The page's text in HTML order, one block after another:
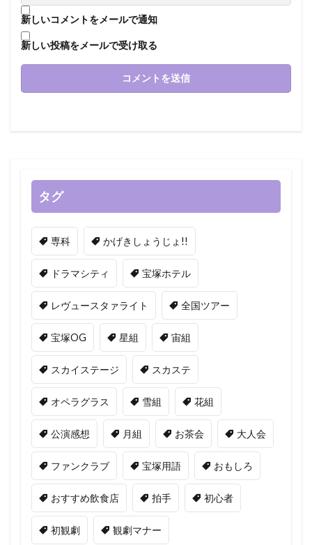
新しいコメントをメールで通知
新しい投稿をメールで受け取る
タグ
専科 かげきしょうじょ!!
ドラマシティ 宝塚ホテル
レヴュースタァライト 全国ツアー
宝塚OG 星組 宙組
スカイステージ スカステ
オペラグラス 雪組 花組
公演感想 月組 お茶会 大人会
ファンクラブ 宝塚用語 おもしろ
おすすめ飲食店 拍手 初心者
初観劇 観劇マナー